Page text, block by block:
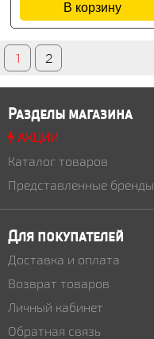
В корзину
1 2
Разделы магазина
АКЦИИ
Каталог товаров
Представленные бренды
Для покупателей
Доставка и оплата
Возврат товаров
Личный кабинет
Обратная связь